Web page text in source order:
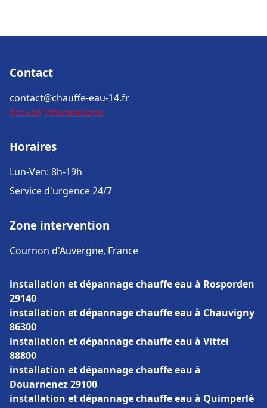
Contact
contact@chauffe-eau-14.fr
Accueil Informations
Horaires
Lun-Ven: 8h-19h
Service d'urgence 24/7
Zone intervention
Cournon d'Auvergne, France
installation et dépannage chauffe eau à Rosporden
29140
installation et dépannage chauffe eau à Chauvigny
86300
installation et dépannage chauffe eau à Vittel
88800
installation et dépannage chauffe eau à
Douarnenez 29100
installation et dépannage chauffe eau à Quimperlé